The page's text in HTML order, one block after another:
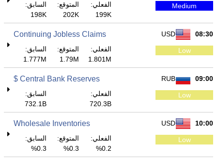
Medium
الفعلي:
199K
المتوقع:
202K
السابق:
198K
08:30
USD
Continuing Jobless Claims
Low
الفعلي:
1.801M
المتوقع:
1.79M
السابق:
1.777M
09:00
RUB
Central Bank Reserves $
Low
الفعلي:
720.3B
السابق:
732.1B
10:00
USD
Wholesale Inventories
Low
الفعلي:
0.2%
المتوقع:
0.3%
السابق:
0.3%